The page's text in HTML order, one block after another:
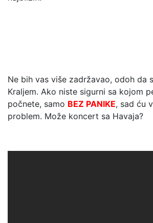
Ne bih vas više zadržavao, odoh da
Kraljem. Ako niste sigurni sa kojom
počnete, samo BEZ PANIKE, sad ću
problem. Može koncert sa Havaja?